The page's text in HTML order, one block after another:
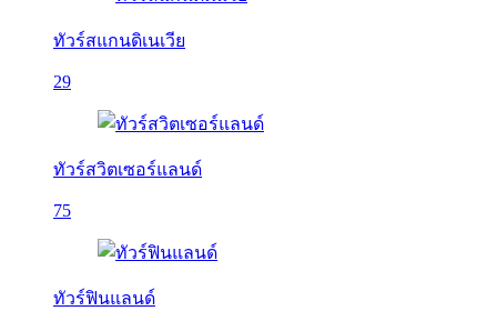
ทัวร์สแกนดิเนเวีย
29
ทัวร์สวิตเซอร์แลนด์
75
ทัวร์ฟินแลนด์